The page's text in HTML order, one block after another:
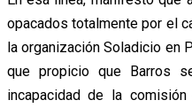
opacados totalmente por el
la organización Soladicio en
que propicio que Barros
incapacidad de la